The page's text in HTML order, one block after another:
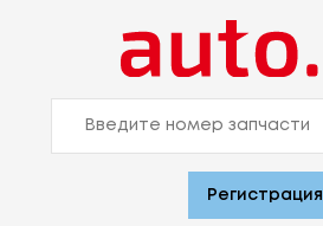
Регистрация